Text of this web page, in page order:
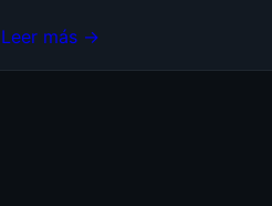
Leer más →